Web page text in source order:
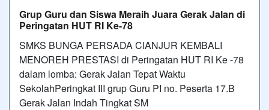
Grup Guru dan Siswa Meraih Juara Gerak Jalan di
Peringatan HUT RI Ke-78
SMKS BUNGA PERSADA CIANJUR KEMBALI
MENOREH PRESTASI di Peringatan HUT RI Ke -78
dalam lomba: Gerak Jalan Tepat Waktu
SekolahPeringkat III grup Guru PI no. Peserta 17.B
Gerak Jalan Indah Tingkat SM